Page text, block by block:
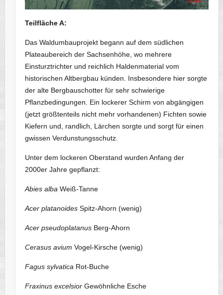
Teilfläche A:
Das Waldumbauprojekt begann auf dem südlichen
Plateaubereich der Sachsenhöhe, wo mehrere
Einsturztrichter und reichlich Haldenmaterial vom
historischen Altbergbau künden. Insbesondere hier sorgte
der alte Bergbauschotter für sehr schwierige
Pflanzbedingungen. Ein lockerer Schirm von abgängigen
(jetzt größtenteils nicht mehr vorhandenen) Fichten sowie
Kiefern und, randlich, Lärchen sorgte und sorgt für einen
gwissen Verdunstungsschutz.
Unter dem lockeren Oberstand wurden Anfang der
2000er Jahre gepflanzt:
Abies alba Weiß-Tanne
Acer platanoides Spitz-Ahorn (wenig)
Acer pseudoplatanus Berg-Ahorn
Cerasus avium Vogel-Kirsche (wenig)
Fagus sylvatica Rot-Buche
Fraxinus excelsior Gewöhnliche Esche